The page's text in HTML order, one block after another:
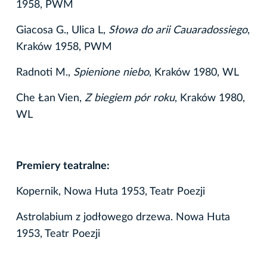
1958, PWM
Giacosa G., Ulica L, Słowa do arii Cauaradossiego,
Kraków 1958, PWM
Radnoti M., Spienione niebo, Kraków 1980, WL
Che Łan Vien, Z biegiem pór roku, Kraków 1980,
WL
Premiery teatralne:
Kopernik, Nowa Huta 1953, Teatr Poezji
Astrolabium z jodłowego drzewa. Nowa Huta
1953, Teatr Poezji